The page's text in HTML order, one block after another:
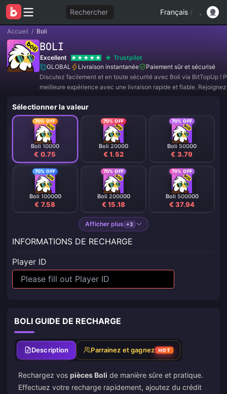
Rechercher Français /
Accueil / Boli
BOLI
Excellent
Trustpilot
GLOBAL
Livraison instantanée
Paiement sûr et sécurisé
Discutez facilement et en toute sécurité avec Boli via BitTopUp !
meilleure expérience avec une livraison rapide et fiable.
Sélectionner la valeur
70% OFF
Boli 10000
€ 0.75
70% OFF
Boli 20000
€ 1.52
70% OFF
Boli 50000
€ 3.79
70% OFF
Boli 100000
€ 7.58
70% OFF
Boli 200000
€ 15.18
70% OFF
Boli 500000
€ 37.94
Afficher plus +3
INFORMATIONS DE RECHARGE
Player ID
BOLI GUIDE DE RECHARGE
Description Parrainez et gagnez HOT
Rechargez vos pièces Boli de manière sûre et pratique.
Effectuez votre recharge rapidement, ajoutez du crédit